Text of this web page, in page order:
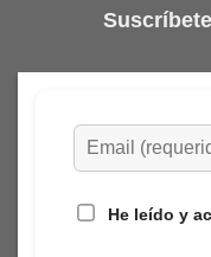
He leído y